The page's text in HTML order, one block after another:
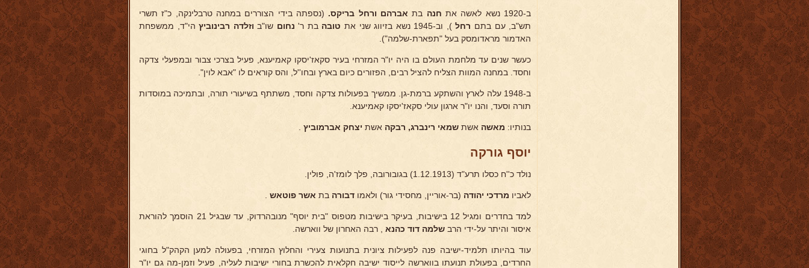
ב-1920 נשא לאשה את חנה בת אברהם ורחל בריקס. (נספתה בידי הצוררים במחנה טרבלינקה, כ"ז תשרי
תש"ב, עם בתם רחל), וב-1945 נשא בזיווג שני את טובה בת ר' נחום שו"ב וזלדה רבינוביץהי"ד, ממשפחת
האדמור מראדומסק בעל "תפארת-שלמה").
כעשר שנים עד מלחמת העולם בו היה יו"ר המזרחי בעיר סקאז'יסקו קאמיענא, פעיל בצרכי צבור ובמפעלי צדקה
וחסד. במחנה המוות הצליח להציל רבים, הפזורים כיום בארץ ובחו''ל, והס קוראים לו "אבא לוין".
ב-1948 עלה לארץ והשתקע ברמת-גן. ממשיך בפעולות צדקה וחסד, משתתף בשיעורי תורה, ובתמיכה במוסדות
תורה וסעד, והנו יו"ר ארגון עולי סקאז'יסקו קאמיענא.
בנותיו: מאשה אשת שמאי רינברג, רבקה אשת יצחק אברמוביץ
יוסף גורקה
נולד כ''ח כסלו תרע"ד (1.12.1913) בגובורובה, פלך לומז'ה, פולין.
לאביו מרדכי יהודה (בר-אוריין, מחסידי גור) ולאמו דבורה בת אשר פוטאש
למד בחדרים ומגיל 12 בישיבות, בעיקר בישיבות מטפוס "בית יוסף" מנובהרדוק, עד שבגיל 21 הוסמך להוראת
איסור והיתר על-ידי הרב שלמה דוד כהנא , רבה האחרון של ווארשה.
עוד בהיותו תלמיד-ישיבה פנה לפעילות ציונית בתנועות צעירי והחלוץ המזרחי, בפעולה למען הקהק"ל בחוגי
החרדים, בפעולת תנועתו בווארשה לייסוד ישיבה חקלאית להכשרת בחורי ישיבות לעליה, פעיל וזמן-מה גם יו"ר